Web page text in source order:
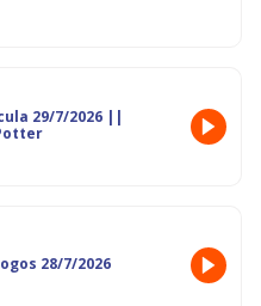
29/7/2026 ||
28/7/2026